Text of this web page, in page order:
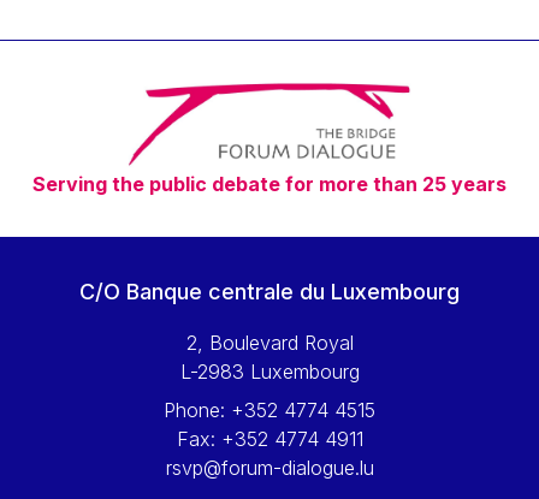
Timothy Radcliffe
Vaclav Klaus
Vassilios Skouris
Vítor Manuel da Silva Caldeira
Viviane Reding
Walter Hagg
Wolfgang Ketterle
Yossi Beillin
Yves FRANCHET
Serving the public debate for more than 25 years
C/O Banque centrale du Luxembourg
2, Boulevard Royal
L-2983 Luxembourg
Phone: +352 4774 4515
Fax: +352 4774 4911
rsvp@forum-dialogue.lu